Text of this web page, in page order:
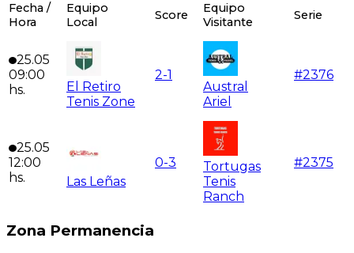
Fecha /
Hora
Equipo
Local
Score
Equipo
Visitante
Serie
25.05
09:00
hs.
El Retiro
Tenis Zone
2-1
Austral
Ariel
#2376
25.05
12:00
hs.
Las Leñas
0-3
Tortugas
Tenis
Ranch
#2375
Zona Permanencia